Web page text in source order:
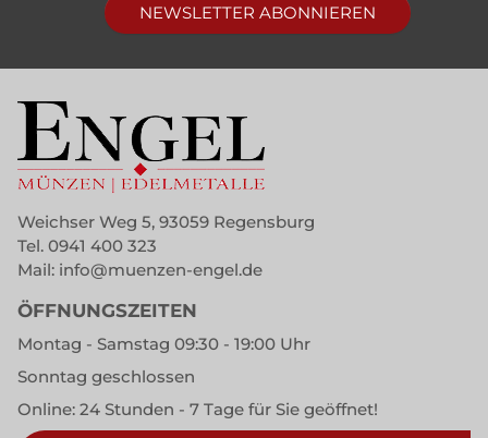
NEWSLETTER ABONNIEREN
Weichser Weg 5, 93059 Regensburg
Tel. 0941 400 323
Mail: info@muenzen-engel.de
ÖFFNUNGSZEITEN
Montag - Samstag 09:30 - 19:00 Uhr
Sonntag geschlossen
Online: 24 Stunden - 7 Tage für Sie geöffnet!